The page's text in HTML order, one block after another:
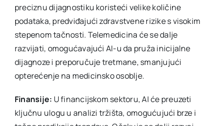
preciznu dijagnostiku koristeći velike količine
podataka, predviđajući zdravstvene rizike s visokim
stepenom tačnosti. Telemedicina će se dalje
razvijati, omogućavajući AI-u da pruža inicijalne
dijagnoze i preporučuje tretmane, smanjujući
opterećenje na medicinsko osoblje.
Finansije: U financijskom sektoru, AI će preuzeti
ključnu ulogu u analizi tržišta, omogućujući brze i